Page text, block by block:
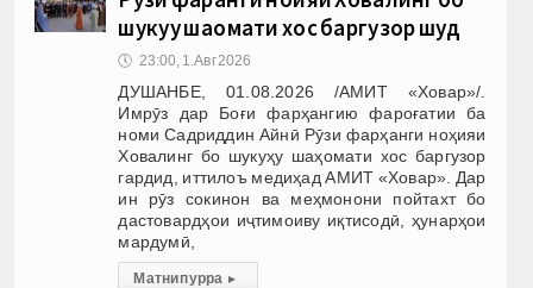
шукуҳу шаҳомати хос баргузор шуд
🕔 23:00, 1.Авг 2026
ДУШАНБЕ, 01.08.2026 /АМИТ «Ховар»/.
Имрӯз дар Боғи фарҳангию фароғатии ба
номи Садриддин Айнӣ Рӯзи фарҳанги ноҳияи
Ховалинг бо шукуҳу шаҳомати хос баргузор
гардид, иттилоъ медиҳад АМИТ «Ховар». Дар
ин рӯз сокинон ва меҳмонони пойтахт бо
дастовардҳои иҷтимоиву иқтисодӣ, ҳунарҳои
мардумӣ,
Матни пурра ▸